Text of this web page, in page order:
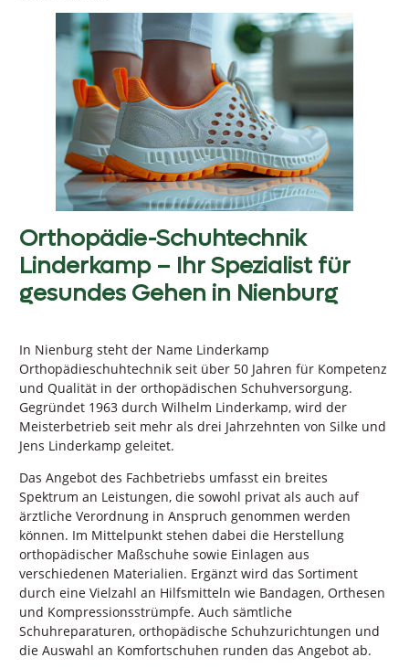
Orthopädie-Schuhtechnik
Linderkamp – Ihr Spezialist für
gesundes Gehen in Nienburg
In Nienburg steht der Name Linderkamp
Orthopädieschuhtechnik seit über 50 Jahren für Kompetenz
und Qualität in der orthopädischen Schuhversorgung.
Gegründet 1963 durch Wilhelm Linderkamp, wird der
Meisterbetrieb seit mehr als drei Jahrzehnten von Silke und
Jens Linderkamp geleitet.
Das Angebot des Fachbetriebs umfasst ein breites
Spektrum an Leistungen, die sowohl privat als auch auf
ärztliche Verordnung in Anspruch genommen werden
können. Im Mittelpunkt stehen dabei die Herstellung
orthopädischer Maßschuhe sowie Einlagen aus
verschiedenen Materialien. Ergänzt wird das Sortiment
durch eine Vielzahl an Hilfsmitteln wie Bandagen, Orthesen
und Kompressionsstrümpfe. Auch sämtliche
Schuhreparaturen, orthopädische Schuhzurichtungen und
die Auswahl an Komfortschuhen runden das Angebot ab.